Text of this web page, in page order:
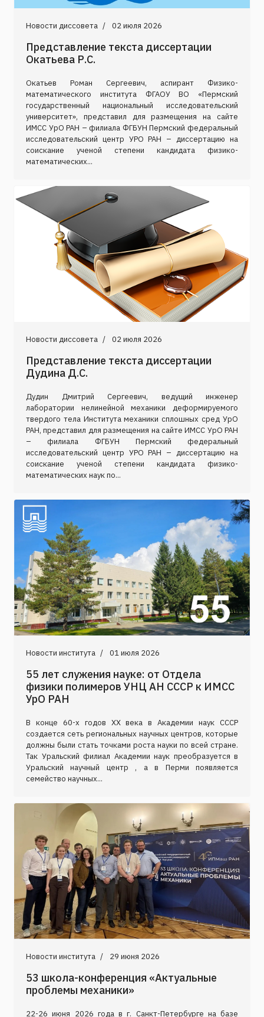
Новости диссовета 02 июля 2026
Представление текста диссертации
Окатьева Р.С.
Окатьев Роман Сергеевич, аспирант Физико-
математического института ФГАОУ ВО «Пермский
государственный национальный исследовательский
университет», представил для размещения на сайте
ИМСС УрО РАН – филиала ФГБУН Пермский федеральный
исследовательский центр УРО РАН – диссертацию на
соискание ученой степени кандидата физико-
математических...
Новости диссовета 02 июля 2026
Представление текста диссертации
Дудина Д.С.
Дудин Дмитрий Сергеевич, ведущий инженер
лаборатории нелинейной механики деформируемого
твердого тела Института механики сплошных сред УрО
РАН, представил для размещения на сайте ИМСС УрО РАН
– филиала ФГБУН Пермский федеральный
исследовательский центр УРО РАН – диссертацию на
соискание ученой степени кандидата физико-
математических наук по...
Новости института 01 июля 2026
55 лет служения науке: от Отдела
физики полимеров УНЦ АН СССР к ИМСС
УрО РАН
В конце 60-х годов XX века в Академии наук СССР
создается сеть региональных научных центров, которые
должны были стать точками роста науки по всей стране.
Так Уральский филиал Академии наук преобразуется в
Уральский научный центр , а в Перми появляется
семейство научных...
Новости института 29 июня 2026
53 школа-конференция «Актуальные
проблемы механики»
22-26 июня 2026 года в г. Санкт-Петербурге на базе